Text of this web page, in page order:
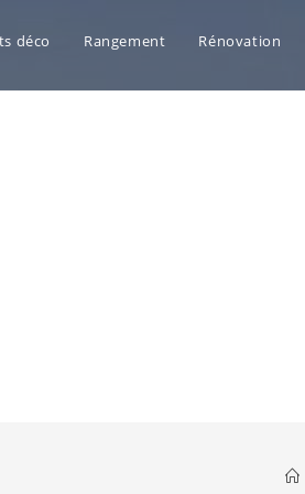
déco Rangement Rénovation